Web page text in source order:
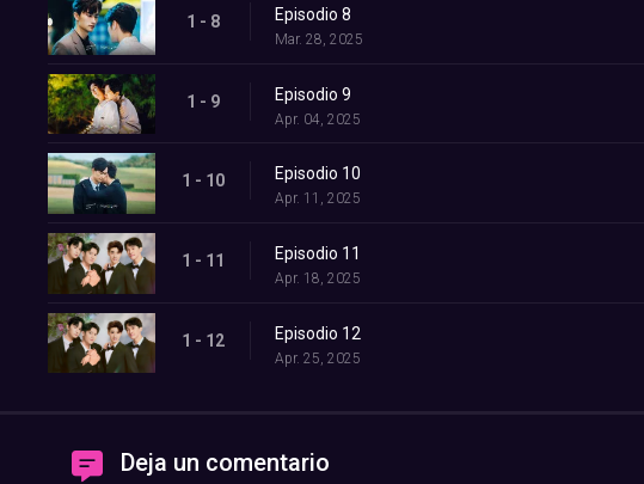
1 - 8 Episodio 8
Mar. 28, 2025
1 - 9 Episodio 9
Apr. 04, 2025
1 - 10 Episodio 10
Apr. 11, 2025
1 - 11 Episodio 11
Apr. 18, 2025
1 - 12 Episodio 12
Apr. 25, 2025
Deja un comentario